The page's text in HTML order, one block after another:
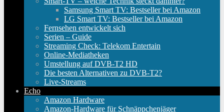
Samsung Smart TV: Bestseller bei Amazon
LG Smart TV: Bestseller bei Amazon
Fernsehen entwickelt sich
Serien – Guide
Streaming Check: Telekom Entertain
Online-Mediatheken
Umstellung auf DVB-T2 HD
Die besten Alternativen zu DVB-T2?
Live-Streams
Echo
Amazon Hardware
Amazon-Hardware für Schnäppchenjäger